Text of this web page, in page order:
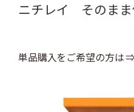
ニチレイ そのまま
単品購入をご希望の方は